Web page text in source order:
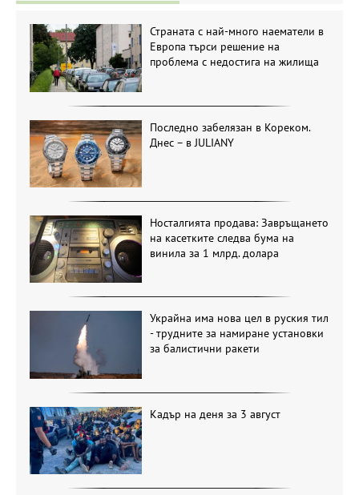
Страната с най-много наематели в
Европа търси решение на
проблема с недостига на жилища
Последно забелязан в Кореком.
Днес – в JULIANY
Носталгията продава: Завръщането
на касетките следва бума на
винила за 1 млрд. долара
Украйна има нова цел в руския тил
- трудните за намиране установки
за балистични ракети
Кадър на деня за 3 август